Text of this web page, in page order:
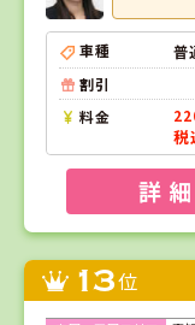
車種
普
割引
料金
詳 細
13位